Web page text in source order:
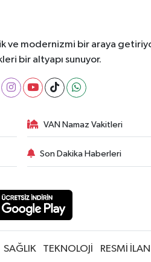
modernizmi bir araya
bir altyapı sunuyor.
VAN Namaz Vakitleri
Son Dakika Haberleri
SAĞLIK TEKNOLOJİ RESMİ İLAN